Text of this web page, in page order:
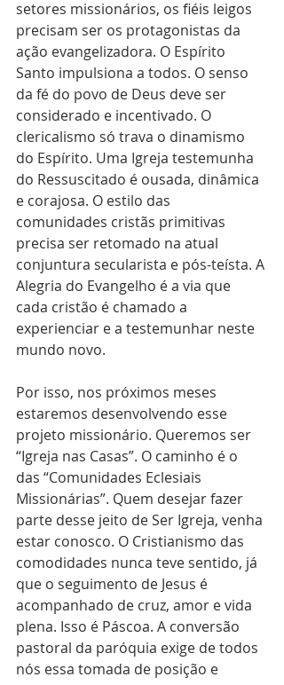
setores missionários, os fiéis leigos
precisam ser os protagonistas da
ação evangelizadora. O Espírito
Santo impulsiona a todos. O senso
da fé do povo de Deus deve ser
considerado e incentivado. O
clericalismo só trava o dinamismo
do Espírito. Uma Igreja testemunha
do Ressuscitado é ousada, dinâmica
e corajosa. O estilo das
comunidades cristãs primitivas
precisa ser retomado na atual
conjuntura secularista e pós-teísta. A
Alegria do Evangelho é a via que
cada cristão é chamado a
experienciar e a testemunhar neste
mundo novo.
Por isso, nos próximos meses
estaremos desenvolvendo esse
projeto missionário. Queremos ser
“Igreja nas Casas”. O caminho é o
das “Comunidades Eclesiais
Missionárias”. Quem desejar fazer
parte desse jeito de Ser Igreja, venha
estar conosco. O Cristianismo das
comodidades nunca teve sentido, já
que o seguimento de Jesus é
acompanhado de cruz, amor e vida
plena. Isso é Páscoa. A conversão
pastoral da paróquia exige de todos
nós essa tomada de posição e